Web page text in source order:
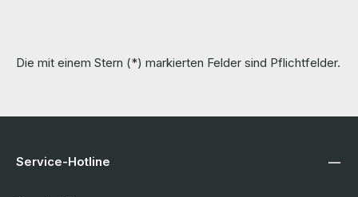
Die mit einem Stern (*) markierten Felder sind Pflichtfelder.
Service-Hotline